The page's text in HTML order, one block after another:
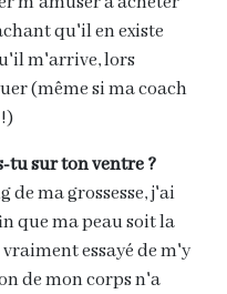
qu'il en existe
m'arrive, lors
(même si ma coach
tu sur ton ventre ?
de ma grossesse, j'ai
que ma peau soit la
essayé de m'y
de mon corps n'a